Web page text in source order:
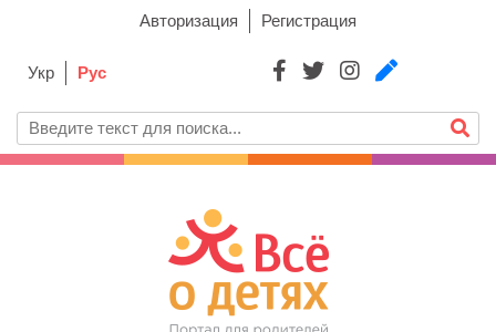
Авторизация Регистрация
Укр Рус